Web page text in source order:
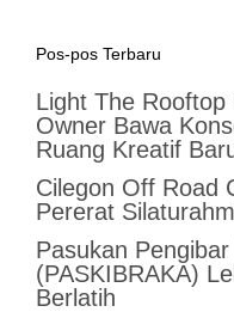
Pos-pos Terbaru
Light The
Owner Bawa
Ruang Kreatif
Cilegon Off Road
Pererat
Pasukan
(PASKIBRAKA)
Berlatih